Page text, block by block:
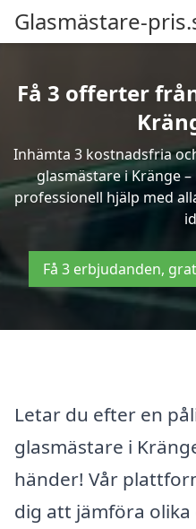
Glasmästare-
Få 3 offerter
Inhämta 3 kostnadsfria
glasmästare i Kränge
professionell hjälp med
Få 3 erbjudanden,
Letar du efter en
glasmästare i
händer! Vår
dig att jämföra